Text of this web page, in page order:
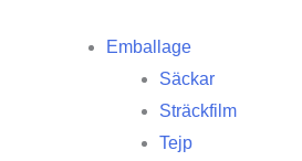
Emballage
Säckar
Sträckfilm
Tejp